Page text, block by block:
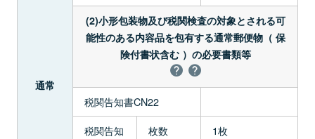
通常
(2)小形包装物及び税関検査の対象とされる可
能性のある内容品を包有する通常郵便物（ 保
険付書状含む ）の必要書類等
税関告知書CN22
税関告知
枚数
1枚